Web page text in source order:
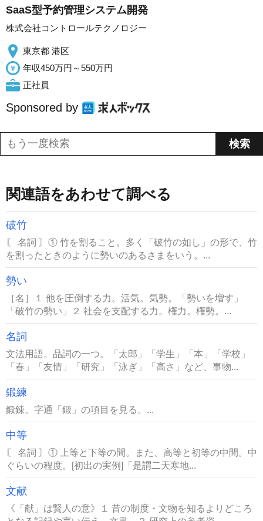
SaaS型予約管理システム開発
株式会社コントロールテクノロジー
東京都 港区
年収450万円～550万円
正社員
Sponsored by
関連語をあわせて調べる
破竹
〘 名詞 〙① 竹を割ること。多く「破竹の如し」の形で、竹
を割ったときのように勢いのあるさまをいう。...
勢い
［名］１ 他を圧倒する力。活気。気勢。「勢いを増す」
「破竹の勢い」２ 社会を支配する力。権力。権勢。...
名詞
文法用語。品詞の一つ。「太郎」「学生」「本」「学校」
「春」「友情」「研究」「泳ぎ」「高さ」など、事物...
鍛練
鍛錬。字通「鍛」の項目を見る。...
中等
〘 名詞 〙① 上等と下等の間。また、高等と初等の中間。中
ぐらいの程度。[初出の実例]「是謂二天寒地...
文献
《「献」は賢人の意》１ 昔の制度・文物を知るよりどころ